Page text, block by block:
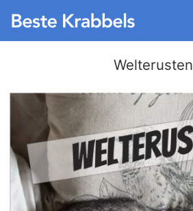
Welterusten